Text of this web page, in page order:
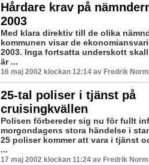
Hårdare krav på
2003
Med klara direktiv till de olika
kommunen visar de
2003. Inga fortsatta underskott
är ...
16 maj 2002 klockan 12:14 av Fredrik
25-tal poliser i tjänst på
cruisingkvällen
Polisen förbereder sig nu för fullt
morgondagens stora händelse i
25 poliser kommer att vara i tjänst
...
17 maj 2002 klockan 11:24 av Fredrik